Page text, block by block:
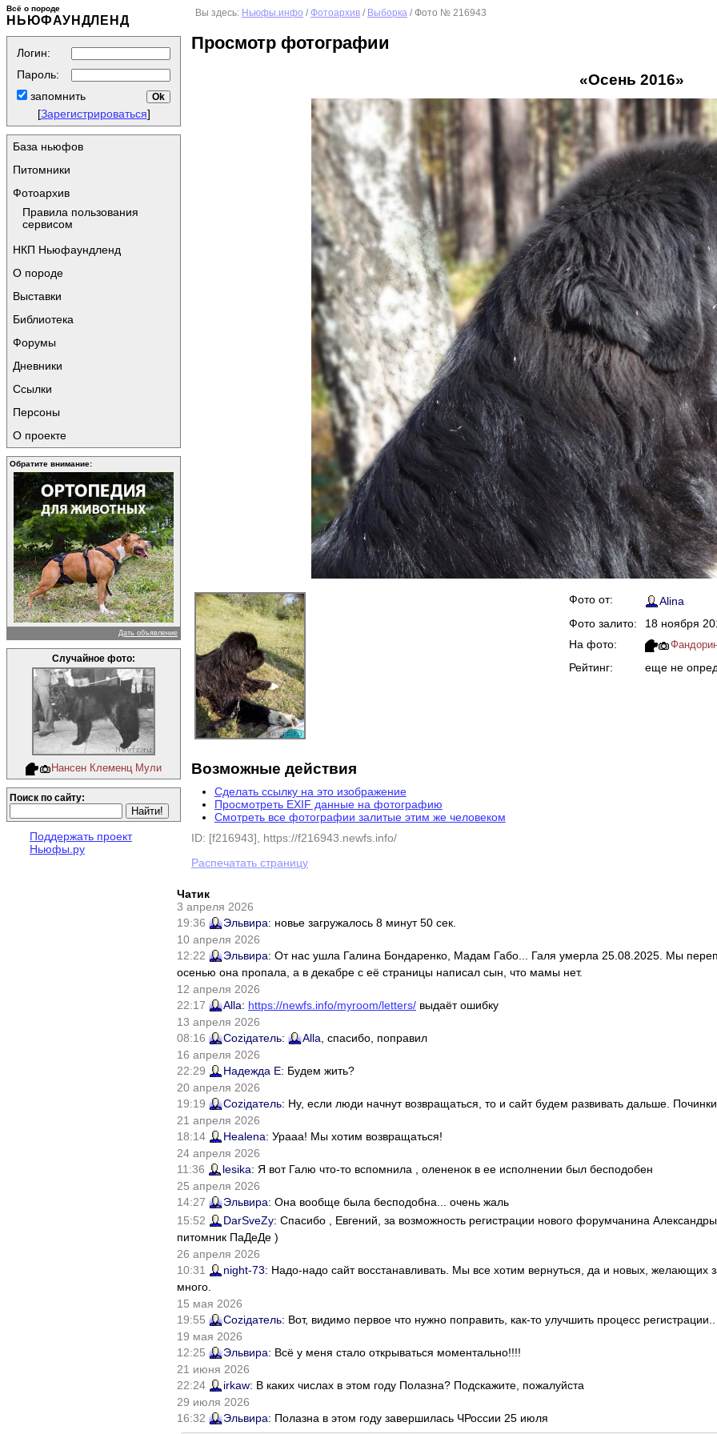
Всё о породе
НЬЮФАУНДЛЕНД
Логин:
Пароль:
запомнить
[Зарегистрироваться]
База ньюфов
Питомники
Фотоархив
Правила пользования
сервисом
НКП Ньюфаундленд
О породе
Выставки
Библиотека
Форумы
Дневники
Ссылки
Персоны
О проекте
Обратите внимание:
Дать объявление
Случайное фото:
Нансен Клеменц Мули
Поиск по сайту:
Поддержать проект
Ньюфы.ру
Вы здесь: Ньюфы.инфо /Фотоархив / Выборка / Фото № 216943
Просмотр фотографии
«Осень 2016»
Фото от:
Alina
Фото залито:
18 ноября
На фото:
Рейтинг: еще не
Возможные действия
Сделать ссылку на это изображение
Просмотреть EXIF данные на фотографию
Смотреть все фотографии залитые этим же человеком
ID: [f216943], https://f216943.newfs.info/
Распечатать страницу
Чатик
3 апреля 2026
19:36
Эльвира: новье загружалось 8 минут 50 сек.
10 апреля 2026
12:22
Эльвира: От нас ушла Галина Бондаренко, Мадам Габо... Галя умерла 25.08.2025. Мы
осенью она пропала, а в декабре с её страницы написал сын, что мамы нет.
12 апреля 2026
22:17
Alla: https://newfs.info/myroom/letters/ выдаёт ошибку
13 апреля 2026
08:16
Соziдатель: Alla , спасибо, поправил
16 апреля 2026
22:29
Надежда Е: Будем жить?
20 апреля 2026
19:19
Соziдатель: Ну, если люди начнут возвращаться, то и сайт будем развивать дальше.
21 апреля 2026
18:14
Healena: Урааа! Мы хотим возвращаться!
24 апреля 2026
11:36
lesika: Я вот Галю что-то вспомнила , олененок в ее исполнении был бесподобен
25 апреля 2026
14:27
Эльвира: Она вообще была бесподобна... очень жаль
15:52
DarSveZy: Спасибо , Евгений, за возможность регистрации нового форумчанина
питомник ПаДеДе )
26 апреля 2026
10:31
night-73: Надо-надо сайт восстанавливать. Мы все хотим вернуться, да и новых, желающих
много.
15 мая 2026
19:55
Соziдатель: Вот, видимо первое что нужно поправить, как-то улучшить процесс регистрации..
19 мая 2026
12:25
Эльвира: Всё у меня стало открываться моментально!!!!
21 июня 2026
22:24
irkaw: В каких числах в этом году Полазна? Подскажите, пожалуйста
29 июля 2026
16:32
Эльвира: Полазна в этом году завершилась ЧРоссии 25 июля